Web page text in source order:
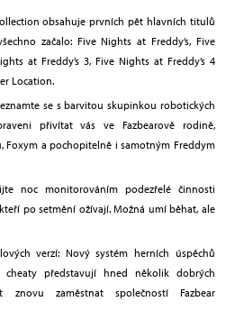
obsahuje prvních pět hlavních titulů
začalo: Five Nights at Freddy’s, Five
at Freddy’s 3, Five Nights at Freddy’s 4
Location.
se s barvitou skupinkou robotických
přivítat vás ve Fazbearově rodině,
Foxym a pochopitelně i samotným Freddym
noc monitorováním podezřelé činnosti
po setmění ožívají. Možná umí běhat, ale
verzí: Nový systém herních úspěchů
představují hned několik dobrých
zaměstnat společností Fazbear